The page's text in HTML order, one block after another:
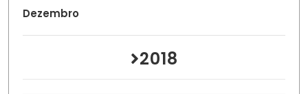
Dezembro
2018